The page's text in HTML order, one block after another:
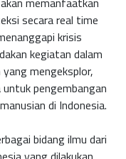
secara real time
krisis
kegiatan dalam
mengeksplor,
pengembangan
di Indonesia.
bidang ilmu dari